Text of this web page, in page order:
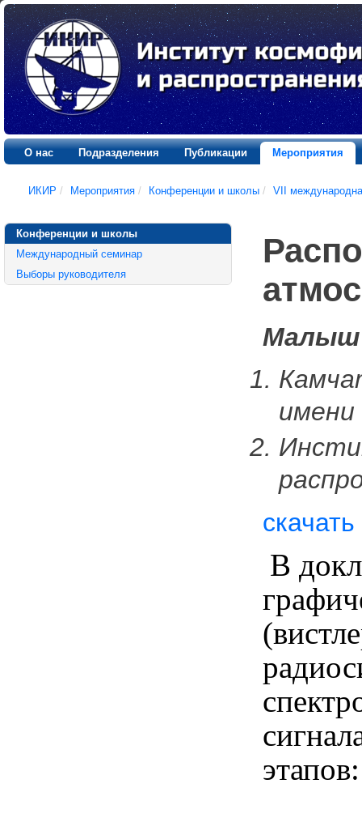
О нас Подразделения Публикации Мероприятия
ИКИР / Мероприятия / Конференции и школы / VII
Конференции и школы
Международный семинар
Выборы руководителя
Малыш
имени
скачать
В
этапов: